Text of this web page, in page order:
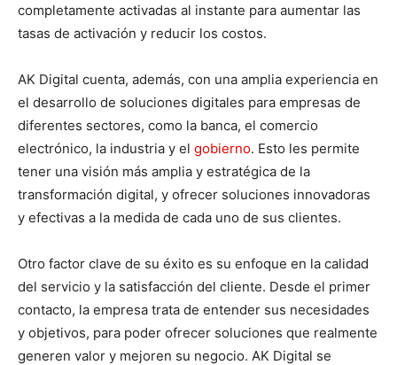
completamente activadas al instante para aumentar las
tasas de activación y reducir los costos.
AK Digital cuenta, además, con una amplia experiencia en
el desarrollo de soluciones digitales para empresas de
diferentes sectores, como la banca, el comercio
electrónico, la industria y el gobierno. Esto les permite
tener una visión más amplia y estratégica de la
transformación digital, y ofrecer soluciones innovadoras
y efectivas a la medida de cada uno de sus clientes.
Otro factor clave de su éxito es su enfoque en la calidad
del servicio y la satisfacción del cliente. Desde el primer
contacto, la empresa trata de entender sus necesidades
y objetivos, para poder ofrecer soluciones que realmente
generen valor y mejoren su negocio. AK Digital se